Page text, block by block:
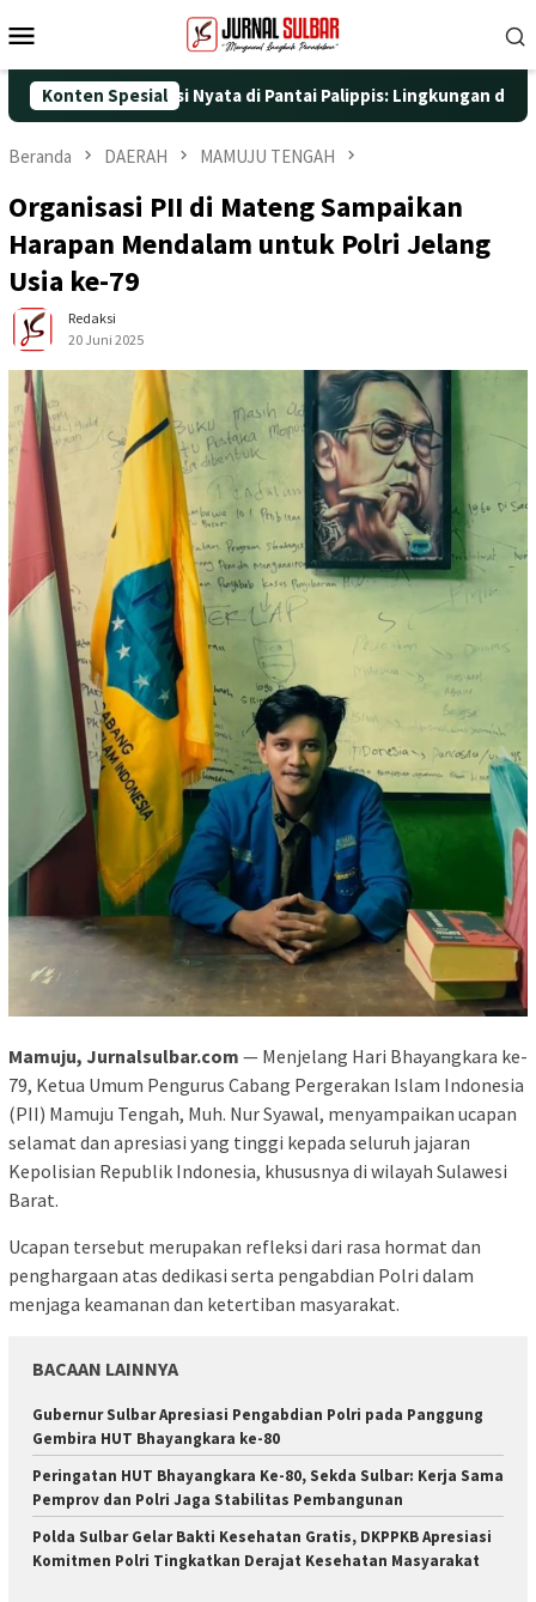
ke
Mobile
Konten Spesial
Aksi Nyata di Pantai Palippis: Lingkungan dan
Beranda DAERAH MAMUJU TENGAH
Organisasi PII di Mateng Sampaikan
Harapan Mendalam untuk Polri Jelang
Usia ke-79
Redaksi
20 Juni 2025
Mamuju, Jurnalsulbar.com — Menjelang Hari Bhayangkara ke-
79, Ketua Umum Pengurus Cabang Pergerakan Islam Indonesia
(PII) Mamuju Tengah, Muh. Nur Syawal, menyampaikan ucapan
selamat dan apresiasi yang tinggi kepada seluruh jajaran
Kepolisian Republik Indonesia, khususnya di wilayah Sulawesi
Barat.
Ucapan tersebut merupakan refleksi dari rasa hormat dan
penghargaan atas dedikasi serta pengabdian Polri dalam
menjaga keamanan dan ketertiban masyarakat.
BACAAN LAINNYA
Gubernur Sulbar Apresiasi Pengabdian Polri pada Panggung
Gembira HUT Bhayangkara ke-80
Peringatan HUT Bhayangkara Ke-80, Sekda Sulbar: Kerja Sama
Pemprov dan Polri Jaga Stabilitas Pembangunan
Polda Sulbar Gelar Bakti Kesehatan Gratis, DKPPKB Apresiasi
Komitmen Polri Tingkatkan Derajat Kesehatan Masyarakat